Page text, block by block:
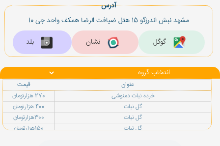
آدرس
مشهد نبش اندرزگو 15 هتل ضیافت الرضا همكف واحد جى 10
بلد
نشان گوگل
عنوان
قیمت
خرده نبات دمنوشى
270 هزارتومان
گل نبات
400 هزارتومان
گل نبات
300هزارتومان
گل نبات
150هزارتومان